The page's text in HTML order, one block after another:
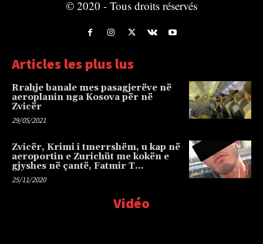
© 2020 - Tous droits réservés
Articles les plus lus
Rrahje banale mes pasagjerëve në
aeroplanin nga Kosova për në
Zvicër
29/05/2021
Zvicër, Krimi i tmerrshëm, u kap në
aeroportin e Zurichüt me kokën e
gjyshes në çantë, Fatmir T…
25/11/2020
Vidéo